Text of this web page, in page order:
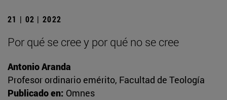
21 | 02 | 2022
Por qué se cree y por qué no se cree
Antonio Aranda
Profesor ordinario emérito, Facultad de Teología
Publicado en: Omnes